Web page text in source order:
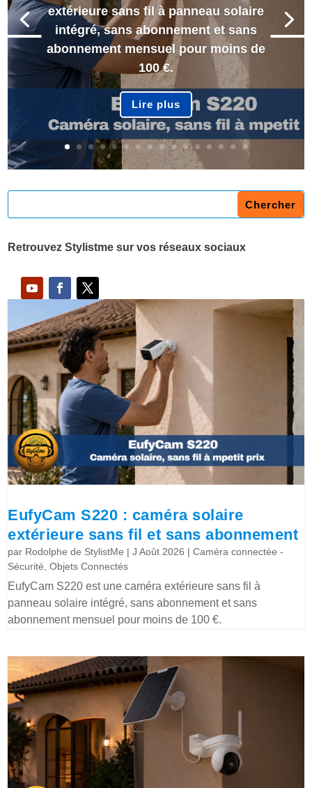
extérieure sans fil à panneau solaire
intégré, sans abonnement et sans
abonnement mensuel pour moins de
100 €.
Lire plus
Retrouvez Stylistme sur vos réseaux sociaux
EufyCam S220 : caméra solaire
extérieure sans fil et sans abonnement
par Rodolphe de StylistMe |J Août 2026 |Caméra connectée -
Sécurité,Objets Connectés
EufyCam S220 est une caméra extérieure sans fil à
panneau solaire intégré, sans abonnement et sans
abonnement mensuel pour moins de 100 €.